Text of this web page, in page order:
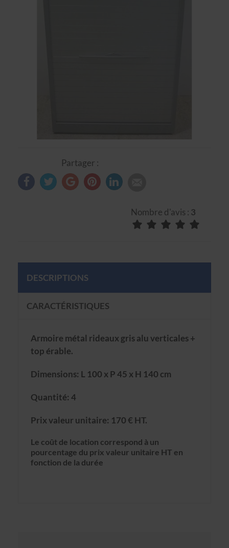
Partager :
Nombre d'avis : 3
DESCRIPTIONS
CARACTÉRISTIQUES
Armoire métal rideaux gris alu verticales +
top érable.
Dimensions: L 100 x P 45 x H 140 cm
Quantité: 4
Prix valeur unitaire: 170 € HT.
Le coût de location correspond à un
pourcentage du prix valeur unitaire HT en
fonction de la durée